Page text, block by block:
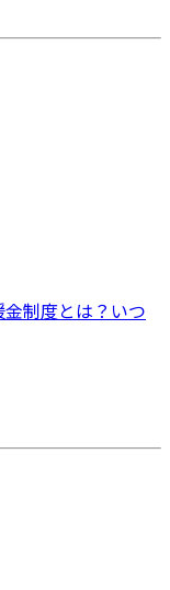
金制度とは？いつ